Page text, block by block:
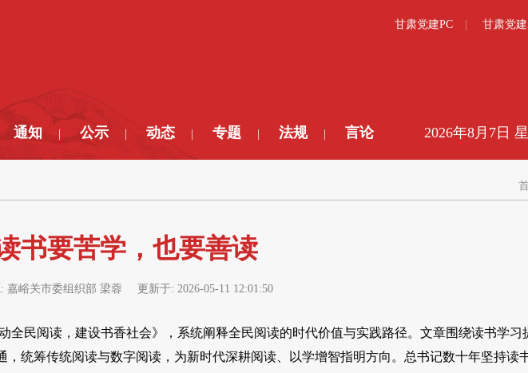
甘肃党建PC 甘肃党
通知 公示 动态 专题 法规 言论 2026年8月7日
书要苦学，也要善读
嘉峪关市委组织部 梁蓉 更新于: 2026-05-11 12:01:50
全民阅读，建设书香社会》，系统阐释全民阅读的时代价值与实践路径。文章围绕读书学习
，统筹传统阅读与数字阅读，为新时代深耕阅读、以学增智指明方向。总书记数十年坚持读